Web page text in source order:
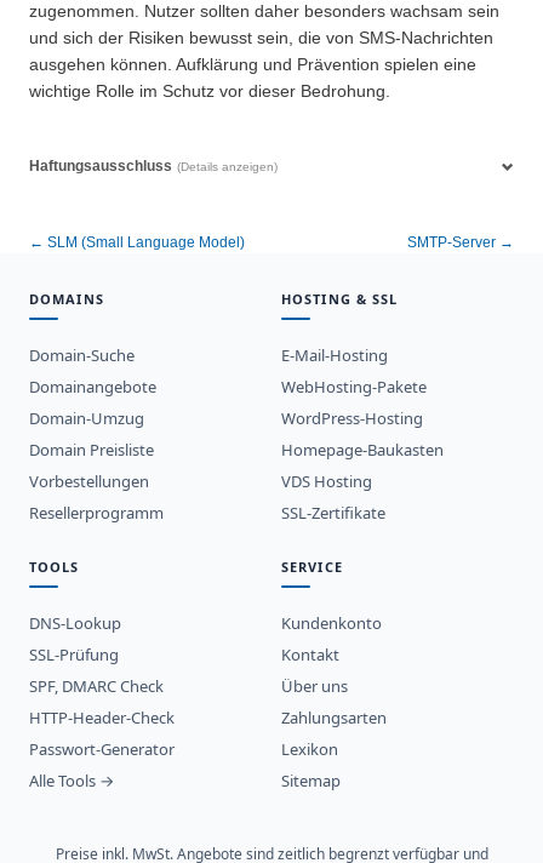
zugenommen. Nutzer sollten daher besonders wachsam sein
und sich der Risiken bewusst sein, die von SMS-Nachrichten
ausgehen können. Aufklärung und Prävention spielen eine
wichtige Rolle im Schutz vor dieser Bedrohung.
Haftungsausschluss (Details anzeigen)
← SLM (Small Language Model) SMTP-Server →
DOMAINS
Domain-Suche
Domainangebote
Domain-Umzug
Domain Preisliste
Vorbestellungen
Resellerprogramm
HOSTING & SSL
E-Mail-Hosting
WebHosting-Pakete
WordPress-Hosting
Homepage-Baukasten
VDS Hosting
SSL-Zertifikate
TOOLS
DNS-Lookup
SSL-Prüfung
SPF, DMARC Check
HTTP-Header-Check
Passwort-Generator
Alle Tools →
SERVICE
Kundenkonto
Kontakt
Über uns
Zahlungsarten
Lexikon
Sitemap
Preise inkl. MwSt. Angebote sind zeitlich begrenzt verfügbar und